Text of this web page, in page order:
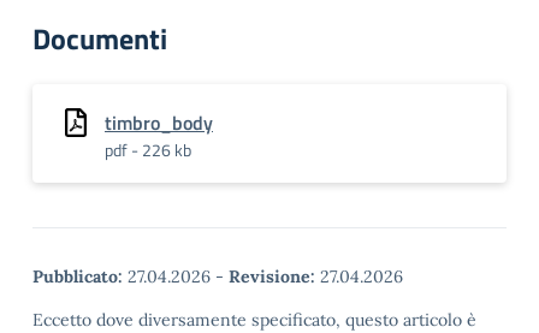
Documenti
timbro_body
pdf - 226 kb
Pubblicato: 27.04.2026 - Revisione: 27.04.2026
Eccetto dove diversamente specificato, questo articolo è